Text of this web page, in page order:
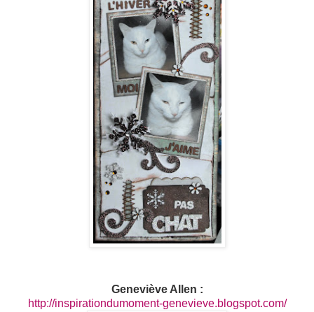
Geneviève Allen :
http://inspirationdumoment-genevieve.blogspot.com/